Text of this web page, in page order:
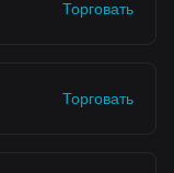
Торговать
Торговать